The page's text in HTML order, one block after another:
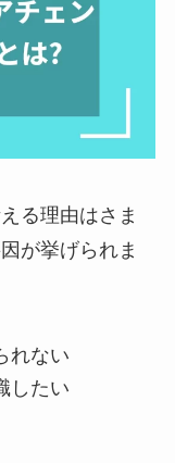
る理由はさま
が挙げられま
れない
したい